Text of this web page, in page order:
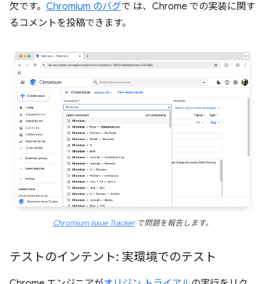
欠です。 Chromium のバグで は、Chrome での実装に関す
るコメントを投稿できます。
Chromium Issue Trackerで問題を報告します。
テストのインテント: 実環境でのテスト